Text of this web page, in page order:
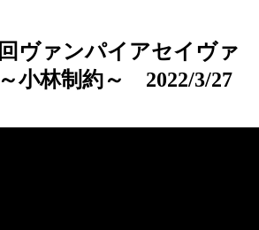
回ヴァンパイアセイヴァ
小林制約～ 2022/3/27